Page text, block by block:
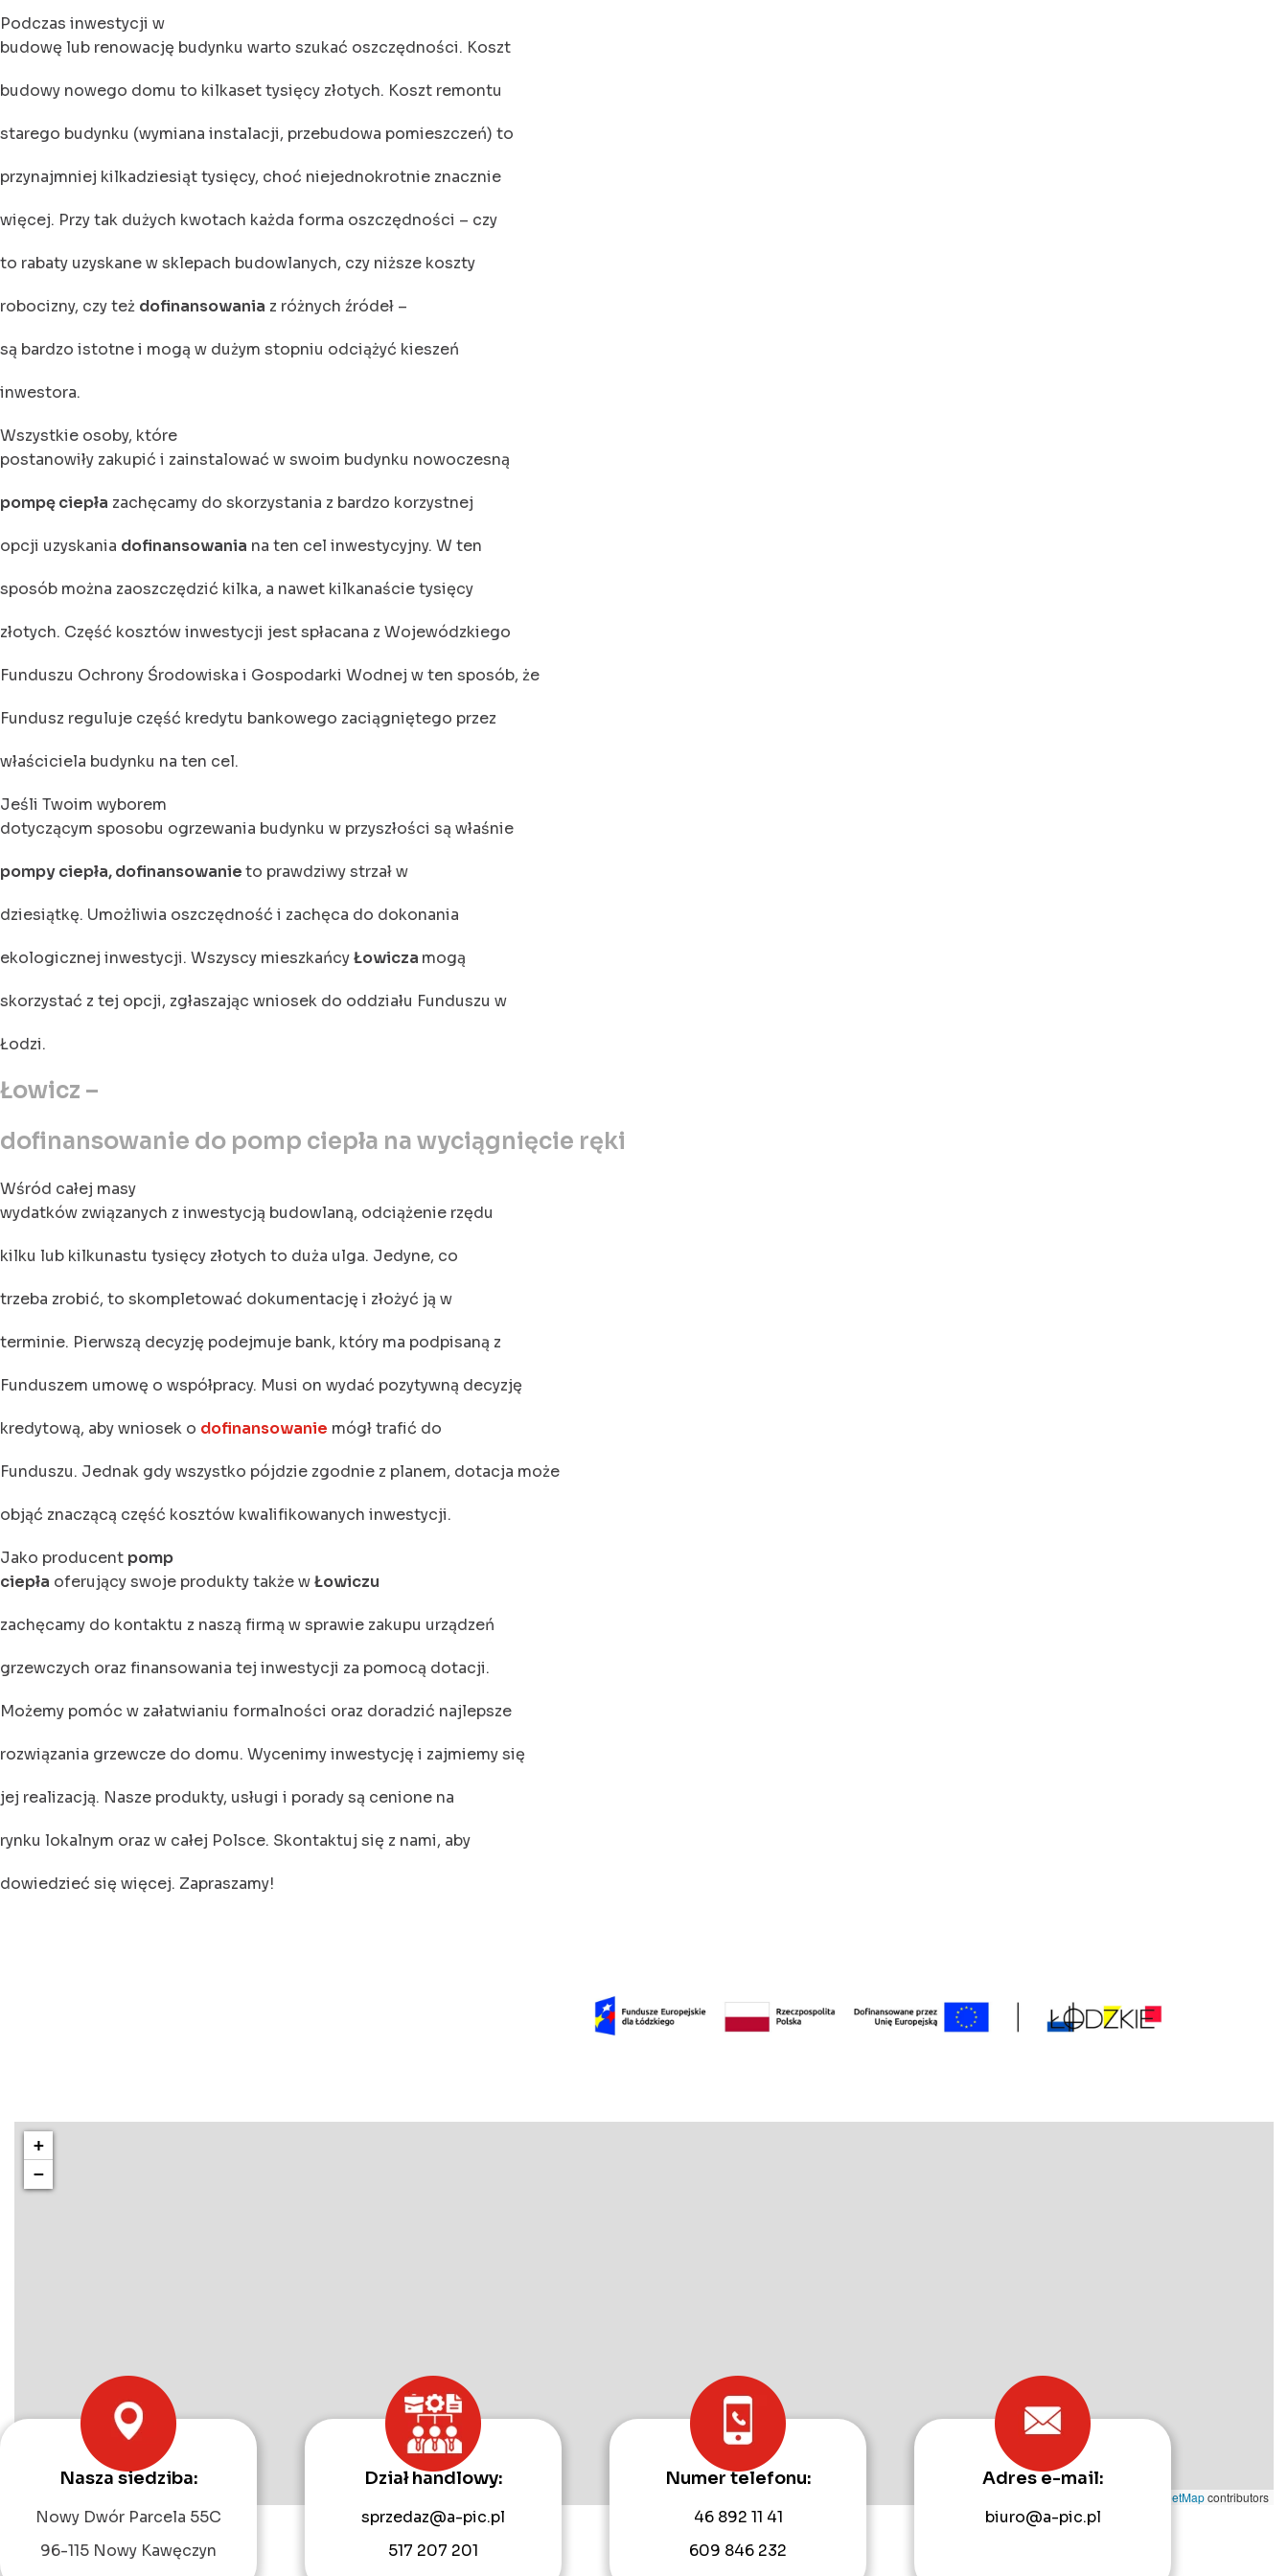
Podczas inwestycji w
budowę lub renowację budynku warto szukać oszczędności. Koszt
budowy nowego domu to kilkaset tysięcy złotych. Koszt remontu
starego budynku (wymiana instalacji, przebudowa pomieszczeń) to
przynajmniej kilkadziesiąt tysięcy, choć niejednokrotnie znacznie
więcej. Przy tak dużych kwotach każda forma oszczędności – czy
to rabaty uzyskane w sklepach budowlanych, czy niższe koszty
robocizny, czy też dofinansowania z różnych źródeł –
są bardzo istotne i mogą w dużym stopniu odciążyć kieszeń
inwestora.
Wszystkie osoby, które
postanowiły zakupić i zainstalować w swoim budynku nowoczesną
pompę ciepła zachęcamy do skorzystania z bardzo korzystnej
opcji uzyskania dofinansowania na ten cel inwestycyjny. W ten
sposób można zaoszczędzić kilka, a nawet kilkanaście tysięcy
złotych. Część kosztów inwestycji jest spłacana z Wojewódzkiego
Funduszu Ochrony Środowiska i Gospodarki Wodnej w ten sposób, że
Fundusz reguluje część kredytu bankowego zaciągniętego przez
właściciela budynku na ten cel.
Jeśli Twoim wyborem
dotyczącym sposobu ogrzewania budynku w przyszłości są właśnie
pompy ciepła, dofinansowanieto prawdziwy strzał w
dziesiątkę. Umożliwia oszczędność i zachęca do dokonania
ekologicznej inwestycji. Wszyscy mieszkańcyŁowicza mogą
skorzystać z tej opcji, zgłaszając wniosek do oddziału Funduszu w
Łodzi.
Łowicz –
dofinansowanie do pomp ciepła na wyciągnięcie ręki
Wśród całej masy
wydatków związanych z inwestycją budowlaną, odciążenie rzędu
kilku lub kilkunastu tysięcy złotych to duża ulga. Jedyne, co
trzeba zrobić, to skompletować dokumentację i złożyć ją w
terminie. Pierwszą decyzję podejmuje bank, który ma podpisaną z
Funduszem umowę o współpracy. Musi on wydać pozytywną decyzję
kredytową, aby wniosek o dofinansowanie mógł trafić do
Funduszu. Jednak gdy wszystko pójdzie zgodnie z planem, dotacja może
objąć znaczącą część kosztów kwalifikowanych inwestycji.
Jako producent pomp
ciepła oferujący swoje produkty także wŁowiczu
zachęcamy do kontaktu z naszą firmą w sprawie zakupu urządzeń
grzewczych oraz finansowania tej inwestycji za pomocą dotacji.
Możemy pomóc w załatwianiu formalności oraz doradzić najlepsze
rozwiązania grzewcze do domu. Wycenimy inwestycję i zajmiemy się
jej realizacją. Nasze produkty, usługi i porady są cenione na
rynku lokalnym oraz w całej Polsce. Skontaktuj się z nami, aby
dowiedzieć się więcej. Zapraszamy!
+
−
OpenStreetMapcontributors
Nasza siedziba:
Nowy Dwór Parcela 55C
96-115 Nowy Kawęczyn
Dział handlowy:
sprzedaz@a-pic.pl
517 207 201
Numer telefonu:
46 892 11 41
609 846 232
Adres e-mail:
biuro@a-pic.pl